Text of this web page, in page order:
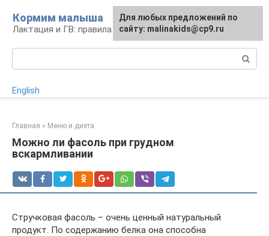
контенту
Кормим малыша
Лактация и ГВ: правила и проблемы
English
Главная » Меню и диета
Можно ли фасоль при грудном
вскармливании
Стручковая фасоль – очень ценный натуральный
продукт. По содержанию белка она способна
Для любых предложений по
сайту: malinakids@cp9.ru